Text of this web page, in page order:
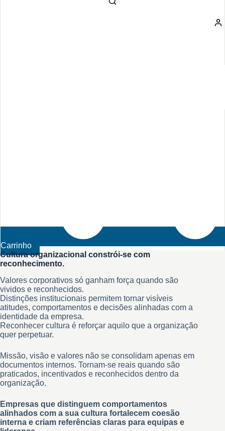
Carrinho
Cultura organizacional constrói-se com
reconhecimento.
Valores corporativos só ganham força quando são
vividos e reconhecidos.
Distinções institucionais permitem tornar visíveis
atitudes, comportamentos e decisões alinhadas com a
identidade da empresa.
Reconhecer cultura é reforçar aquilo que a organização
quer perpetuar.
Missão, visão e valores não se consolidam apenas em
documentos internos. Tornam-se reais quando são
praticados, incentivados e reconhecidos dentro da
organização.
Empresas que distinguem comportamentos
alinhados com a sua cultura fortalecem coesão
interna e criam referências claras para equipas e